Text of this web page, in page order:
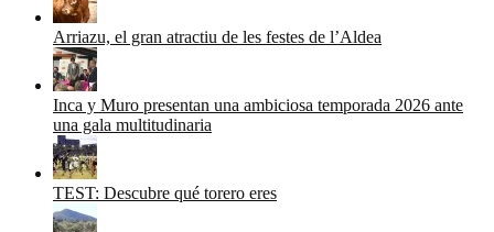
Arriazu, el gran atractiu de les festes de l’Aldea
Inca y Muro presentan una ambiciosa temporada 2026 ante
una gala multitudinaria
TEST: Descubre qué torero eres